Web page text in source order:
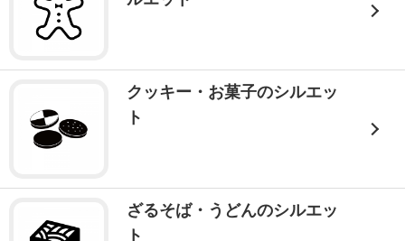
クッキー・お菓子のシルエッ
ト
ざるそば・うどんのシルエッ
ト